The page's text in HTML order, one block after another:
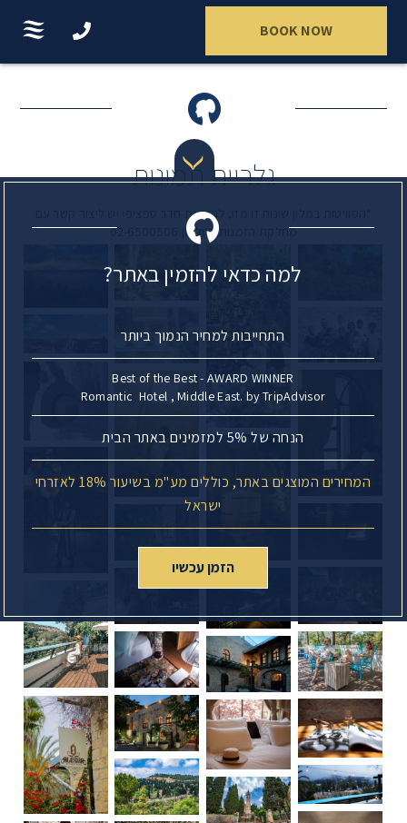
למה כדאי להזמין באתר?
התחייבות למחיר הנמוך ביותר
Best of the Best - AWARD WINNER
Romantic Hotel , Middle East. by TripAdvisor
הנחה של 5% למזמינים באתר הבית
המחירים המוצגים באתר, כוללים מע"מ בשיעור 18% לאזרחי
ישראל
הזמן עכשיו
BOOK NOW
גלריית תמונות
*הסוויטות במלון שונות זו מזו, להזמנת חדר ספציפי יש ליצור קשר עם
מחלקת הזמנות בטלפון 02-6500506